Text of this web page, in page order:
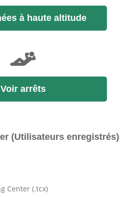
à haute altitude
Voir arrêts
(Utilisateurs enregistrés)
Center (.tcx)